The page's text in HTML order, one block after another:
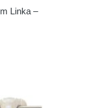
Linka –